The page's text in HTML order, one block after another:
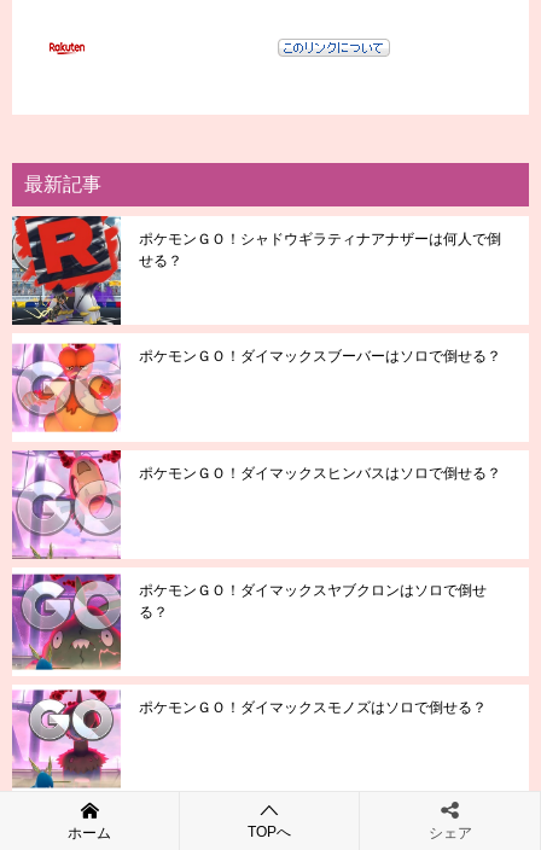
最新記事
ポケモンＧＯ！シャドウギラティナアナザーは何人で倒
せる？
ポケモンＧＯ！ダイマックスブーバーはソロで倒せる？
ポケモンＧＯ！ダイマックスヒンバスはソロで倒せる？
ポケモンＧＯ！ダイマックスヤブクロンはソロで倒せ
る？
ポケモンＧＯ！ダイマックスモノズはソロで倒せる？
ホーム TOPへ シェア